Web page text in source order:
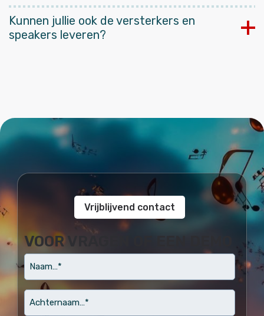
Kunnen jullie ook de versterkers en
speakers leveren?
Vrijblijvend contact
VOOR VRAGEN OF EEN DEMO
naam
Achternaam…